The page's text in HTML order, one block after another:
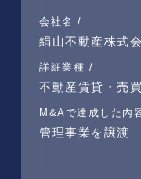
会社名 /
絹山不動産株式
詳細業種 /
不動産賃貸・売
M&Aで達成した内
管理事業を譲渡